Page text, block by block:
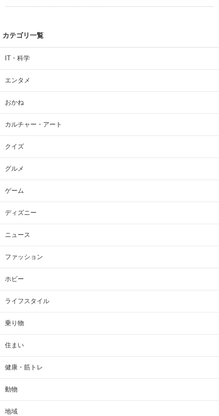
カテゴリ一覧
IT・科学
エンタメ
おかね
カルチャー・アート
クイズ
グルメ
ゲーム
ディズニー
ニュース
ファッション
ホビー
ライフスタイル
乗り物
住まい
健康・筋トレ
動物
地域